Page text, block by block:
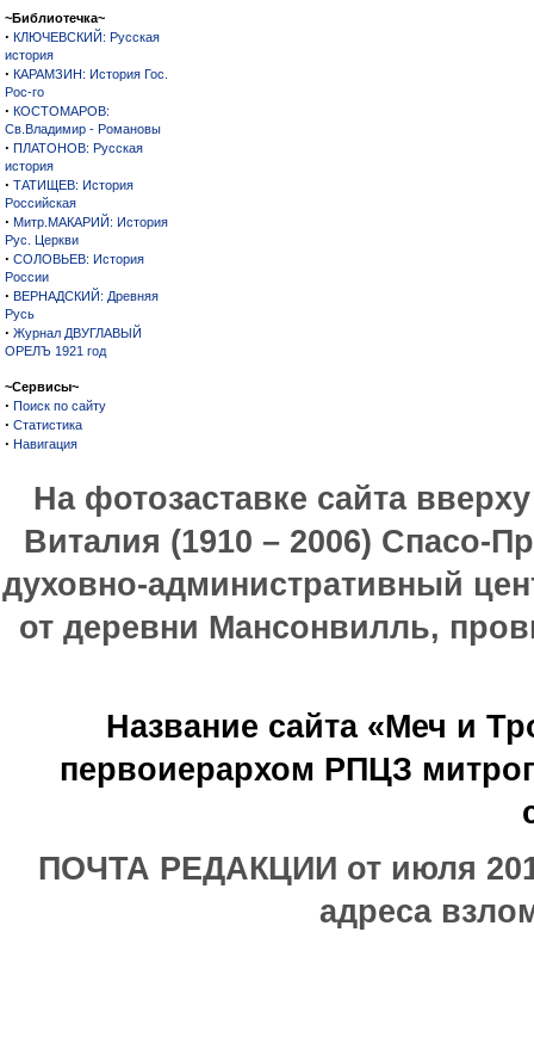
~Библиотечка~
· КЛЮЧЕВСКИЙ: Русская
история
· КАРАМЗИН: История Гос.
Рос-го
· КОСТОМАРОВ:
Св.Владимир - Романовы
· ПЛАТОНОВ: Русская
история
· ТАТИЩЕВ: История
Российская
· Митр.МАКАРИЙ: История
Рус. Церкви
· СОЛОВЬЕВ: История
России
· ВЕРНАДСКИЙ: Древняя
Русь
· Журнал ДВУГЛАВЫЙ
ОРЕЛЪ 1921 год
~Сервисы~
· Поиск по сайту
· Статистика
· Навигация
На фотозаставке сайта
Виталия (1910 – 2006) Спасо-
духовно-административный
от деревни Мансонвилль,
Название сайта «Меч и
первоиерархом РПЦЗ
ПОЧТА РЕДАКЦИИ от июля
адреса